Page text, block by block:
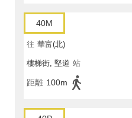
40M
往 華富(北)
樓梯街, 堅道 站
距離 100m